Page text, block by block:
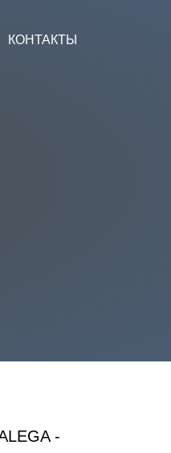
КОНТАКТЫ
-